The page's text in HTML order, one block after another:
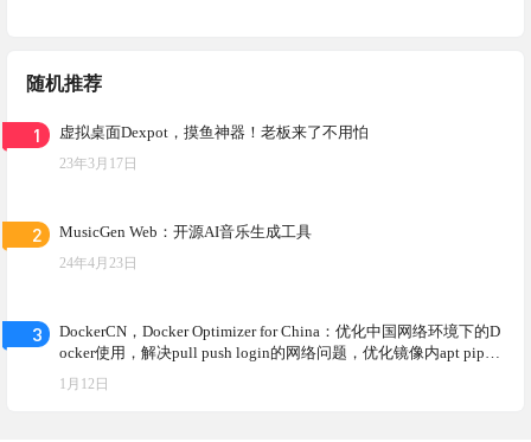
随机推荐
1 虚拟桌面Dexpot，摸鱼神器！老板来了不用怕
23年3月17日
2 MusicGen Web：开源AI音乐生成工具
24年4月23日
3
DockerCN，Docker Optimizer for China：优化中国网络环境下的D
ocker使用，解决pull push login的网络问题，优化镜像内apt pip等
1月12日